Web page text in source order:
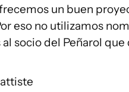
un buen
eso no utilizamos
socio del Peñarol